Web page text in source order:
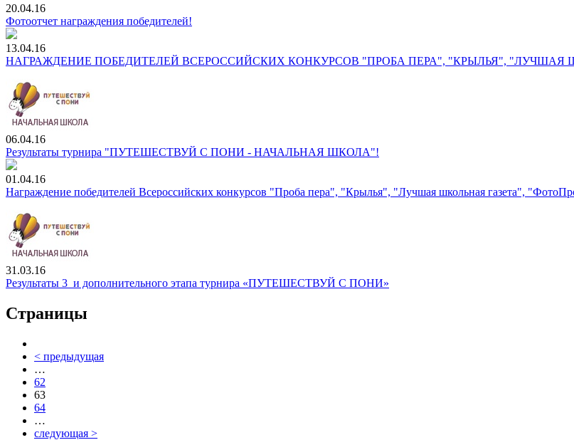
20.04.16
Фотоотчет награждения победителей!
13.04.16
НАГРАЖДЕНИЕ ПОБЕДИТЕЛЕЙ ВСЕРОССИЙСКИХ КОНКУРСОВ "ПРОБА ПЕРА", "КРЫЛЬЯ", "ЛУЧШАЯ
06.04.16
Результаты турнира "ПУТЕШЕСТВУЙ С ПОНИ - НАЧАЛЬНАЯ ШКОЛА"!
01.04.16
Награждение победителей Всероссийских конкурсов "Проба пера", "Крылья", "Лучшая школьная газета",
31.03.16
Результаты 3 и дополнительного этапа турнира «ПУТЕШЕСТВУЙ С ПОНИ»
Страницы
< предыдущая
…
62
63
64
…
следующая >